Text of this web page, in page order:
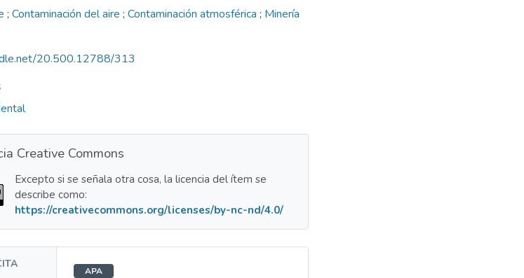
; Contaminación del aire ; Contaminación atmosférica ; Minería
20.500.12788/313
Creative Commons
Excepto si se señala otra cosa, la licencia del ítem se
describe como:
https://creativecommons.org/licenses/by-nc-nd/4.0/
APA